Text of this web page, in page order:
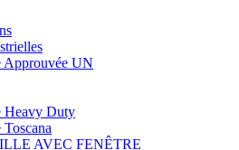
Approuvée UN
Heavy Duty
AVEC FENÊTRE